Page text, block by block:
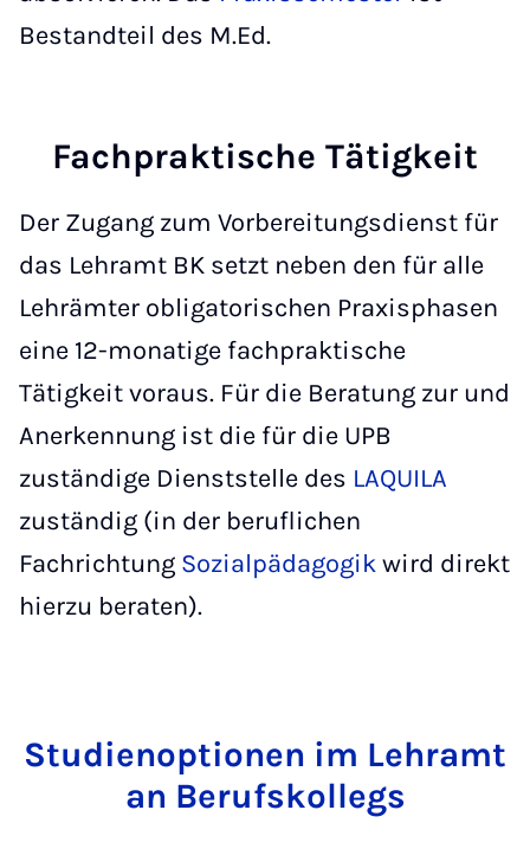
Bestandteil des M.Ed.
Fachpraktische Tätigkeit
Der Zugang zum Vorbereitungsdienst für
das Lehramt BK setzt neben den für alle
Lehrämter obligatorischen Praxisphasen
eine 12-monatige fachpraktische
Tätigkeit voraus. Für die Beratung zur und
Anerkennung ist die für die UPB
zuständige Dienststelle des LAQUILA
zuständig (in der beruflichen
Fachrichtung Sozialpädagogikwird direkt
hierzu beraten).
Studienoptionen im Lehramt
an Berufskollegs